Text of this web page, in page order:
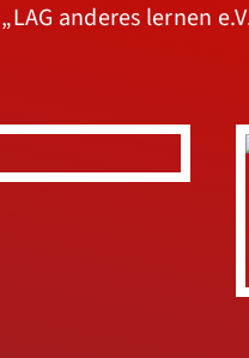
„LAG anderes lernen